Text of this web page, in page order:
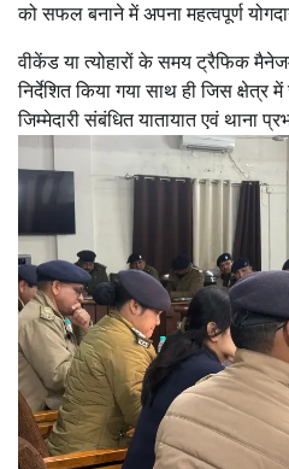
को सफल बनाने में अपना महत्वपूर्ण
वीकेंड या त्योहारों के समय ट्रैफिक
निर्देशित किया गया साथ ही जिस क्षेत्र
जिम्मेदारी संबंधित यातायात एवं थाना